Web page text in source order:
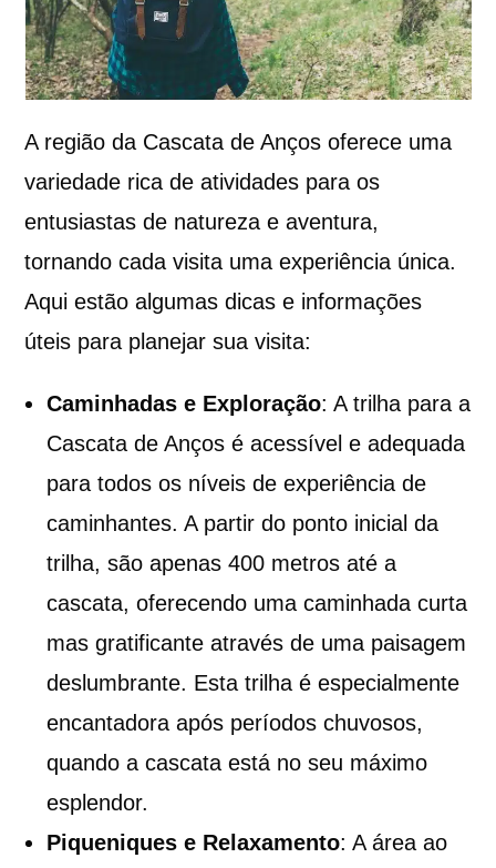
A região da Cascata de Anços oferece uma
variedade rica de atividades para os
entusiastas de natureza e aventura,
tornando cada visita uma experiência única.
Aqui estão algumas dicas e informações
úteis para planejar sua visita:
Caminhadas e Exploração: A trilha para a
Cascata de Anços é acessível e adequada
para todos os níveis de experiência de
caminhantes. A partir do ponto inicial da
trilha, são apenas 400 metros até a
cascata, oferecendo uma caminhada curta
mas gratificante através de uma paisagem
deslumbrante. Esta trilha é especialmente
encantadora após períodos chuvosos,
quando a cascata está no seu máximo
esplendor.
Piqueniques e Relaxamento: A área ao